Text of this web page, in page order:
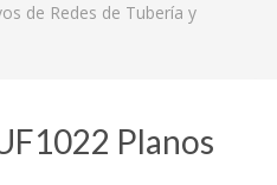
de Redes de Tubería y
Planos